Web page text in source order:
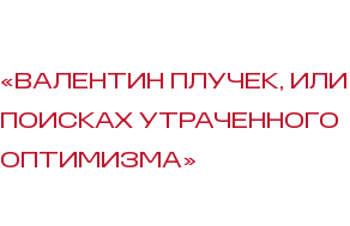
«ВАЛЕНТИН ПЛУЧЕК, ИЛИ
ПОИСКАХ УТРАЧЕННОГО
ОПТИМИЗМА»